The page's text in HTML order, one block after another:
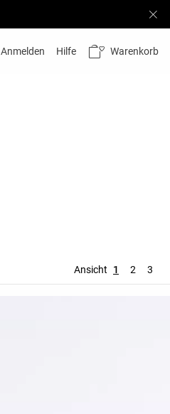
Anmelden Hilfe Warenkorb
Ansicht 1 2 3